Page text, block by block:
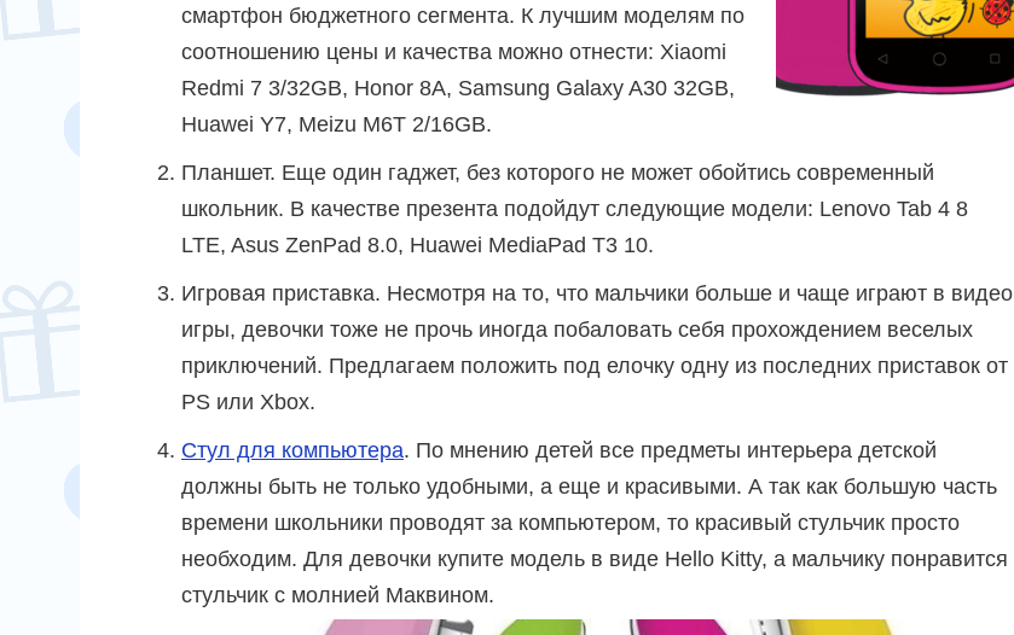
смартфон бюджетного сегмента. К лучшим моделям по
соотношению цены и качества можно отнести: Xiaomi
Redmi 7 3/32GB, Honor 8A, Samsung Galaxy A30 32GB,
Huawei Y7, Meizu M6T 2/16GB.
Планшет. Еще один гаджет, без которого не может обойтись современный
школьник. В качестве презента подойдут следующие модели: Lenovo Tab 4 8
LTE, Asus ZenPad 8.0, Huawei MediaPad T3 10.
Игровая приставка. Несмотря на то, что мальчики больше и чаще играют в видео
игры, девочки тоже не прочь иногда побаловать себя прохождением веселых
приключений. Предлагаем положить под елочку одну из последних приставок от
PS или Xbox.
Стул для компьютера. По мнению детей все предметы интерьера детской
должны быть не только удобными, а еще и красивыми. А так как большую часть
времени школьники проводят за компьютером, то красивый стульчик просто
необходим. Для девочки купите модель в виде Hello Kitty, а мальчику понравится
стульчик с молнией Маквином.